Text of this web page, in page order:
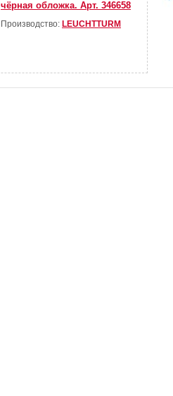
чёрная обложка. Арт. 346658
Производство: LEUCHTTURM